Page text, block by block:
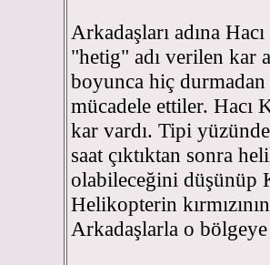
Arkadaşları adına
"hetig" adı verilen kar
boyunca hiç
mücadele ettiler. Hacı
kar vardı. Tipi
saat çıktıktan sonra
olabileceğini düşünüp
Helikopterin
Arkadaşlarla o